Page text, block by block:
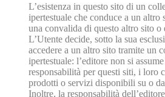
L’esistenza in questo sito di un
ipertestuale che conduce a un altro
una convalida di questo altro sito o
L’Utente decide, sotto la sua
accedere a un altro sito tramite un
ipertestuale: l’editore non si
responsabilità per questi siti, i loro
prodotti o servizi disponibili su o
Inoltre, la responsabilità